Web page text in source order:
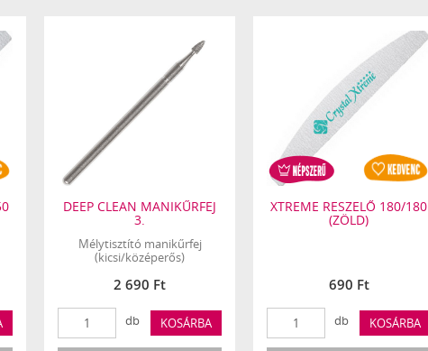
DEEP CLEAN MANIKŰRFEJ
3.
Mélytisztító manikűrfej
(kicsi/középerős)
2 690 Ft
db KOSÁRBA
XTREME RESZELŐ 180/180
(ZÖLD)
690 Ft
db KOSÁRBA